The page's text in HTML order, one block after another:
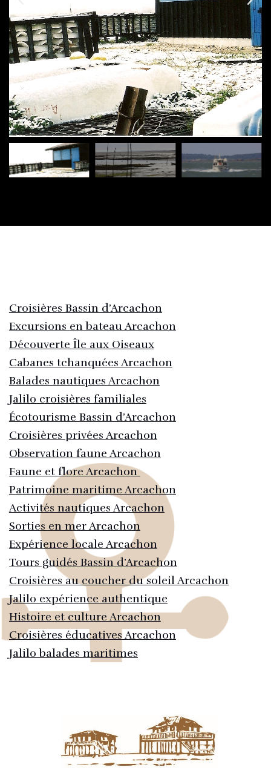
Croisières Bassin d’Arcachon
Excursions en bateau Arcachon
Découverte Île aux Oiseaux
Cabanes tchanquées Arcachon
Balades nautiques Arcachon
Jalilo croisières familiales
Écotourisme Bassin d’Arcachon
Croisières privées Arcachon
Observation faune Arcachon
Faune et flore Arcachon
Patrimoine maritime Arcachon
Activités nautiques Arcachon
Sorties en mer Arcachon
Expérience locale Arcachon
Tours guidés Bassin d’Arcachon
Croisières au coucher du soleil Arcachon
Jalilo expérience authentique
Histoire et culture Arcachon
Croisières éducatives Arcachon
Jalilo balades maritimes